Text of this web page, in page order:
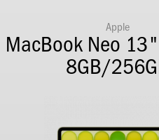
Apple
MacBook Neo
8GB/